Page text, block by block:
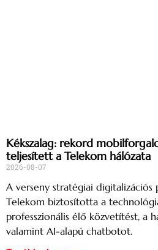
Kékszalag: rekord
teljesített a Telekom hálózata
2026-08-07
A verseny stratégiai
Telekom biztosította a
professzionális élő közvetítést, a
valamint AI-alapú chatbotot.